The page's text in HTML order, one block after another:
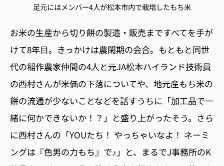
足元にはメンバー4人が松本市内で栽培したもち米
お米の生産から切り餅の製造・販売まですべてを手が
けて8年目。きっかけは農閑期の会合。もともと同世
代の稲作農家仲間の4人と元JA松本ハイランド技術員
の西村さんが米価の下落についてや、地元産もち米の
餅の流通が少ないことなどを話すうちに「加工品で一
緒に何かできないか！？」と盛り上がったそう。さら
に西村さんの「YOUたち！ やっちゃいなよ！ ネーミ
ングは『色男の力もち』で♪」と、まるでJ事務所のK